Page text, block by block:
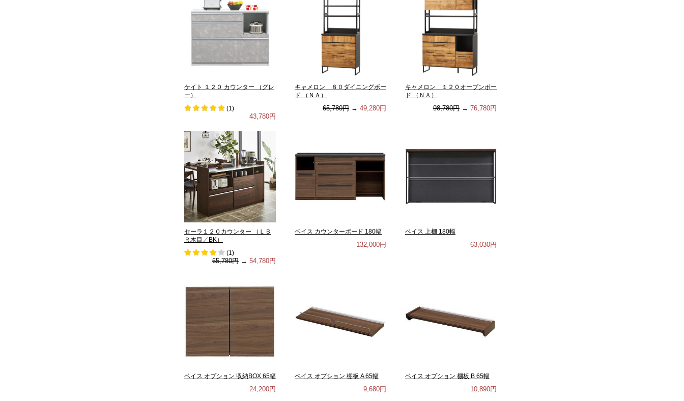
ケイト １２０ カウンター （グレ
ー）
(1)
43,780円
キャメロン ８０ダイニングボー
ド （ＮＡ）
65,780円 → 49,280円
キャメロン １２０オープンボー
ド （ＮＡ）
98,780円 → 76,780円
セーラ１２０カウンター （ＬＢ
Ｒ木目／BK）
(1)
65,780円 → 54,780円
ベイス カウンターボード 180幅
132,000円
ベイス 上棚 180幅
63,030円
ベイス オプション 収納BOX 65幅
24,200円
ベイス オプション 棚板 A 65幅
9,680円
ベイス オプション 棚板 B 65幅
10,890円